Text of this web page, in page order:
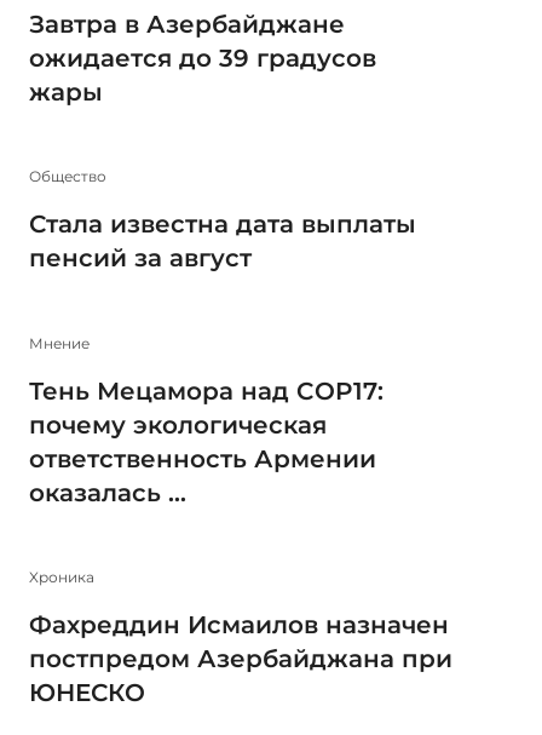
Завтра в Азербайджане
ожидается до 39 градусов
жары
Общество
Стала известна дата выплаты
пенсий за август
Мнение
Тень Мецамора над COP17:
почему экологическая
ответственность Армении
оказалась ...
Xроника
Фахреддин Исмаилов назначен
постпредом Азербайджана при
ЮНЕСКО